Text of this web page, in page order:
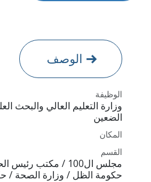
الوصف
الوظيفة
وزارة التعليم العالي والبحث
الضعين
المكان
القسم
مجلس ال100 / مكتب
حكومة الظل / وزارة الصحة /